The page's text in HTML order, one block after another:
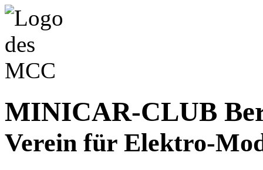
MINICAR-CLUB
Verein für Elektro-